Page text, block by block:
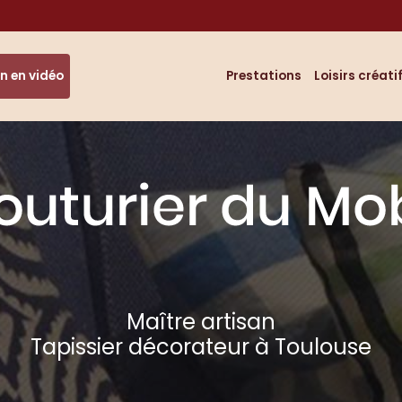
en vidéo Prestations Loisirs
Maître artisan
Tapissier décorateur à Toulouse